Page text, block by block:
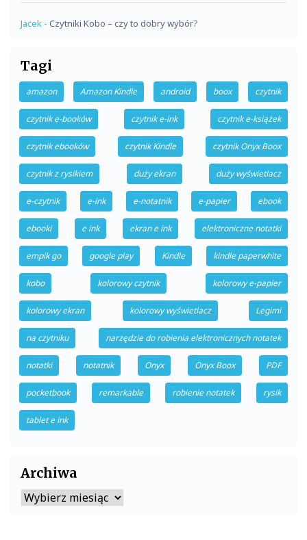
Jacek - Czytniki Kobo – czy to dobry wybór?
Tagi
amazon Amazon Kindle android boox czytnik
czytnik e-booków czytnik e-ink czytnik e-książek
czytnik ebooków czytnik Kindle czytnik Onyx Boox
czytnik z rysikiem duży ekran duży wyświetlacz
e-czytnik e-ink e-notatnik e-papier ebook
ebooki e ink ekran e ink elektroniczne notatki
empik go google play Kindle kindle paperwhite
kobo kolorowy czytnik kolorowy e-papier
kolorowy ekran kolorowy wyświetlacz Legimi
na czytniku narzędzie do robienia elektronicznych notatek
notatki notatnik Onyx Onyx Boox PDF
pocketbook remarkable robienie notatek rysik
tablet e ink
Archiwa
Archiwa